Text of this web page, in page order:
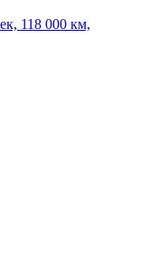
118 000 км,